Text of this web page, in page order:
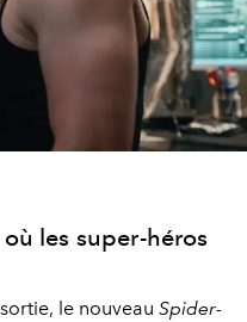
les super-héros
le nouveau Spider-